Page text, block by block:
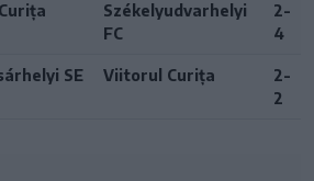
Székelyudvarhelyi
FC
2-
4
SE Viitorul Curița
2-
2